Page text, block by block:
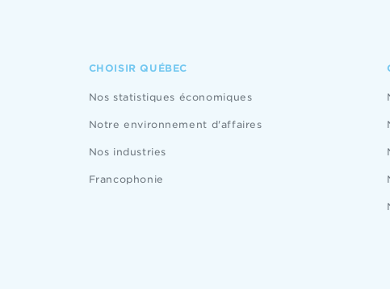
CHOISIR QUÉBEC
Nos statistiques économiques
Notre environnement d'affaires
Nos industries
Francophonie